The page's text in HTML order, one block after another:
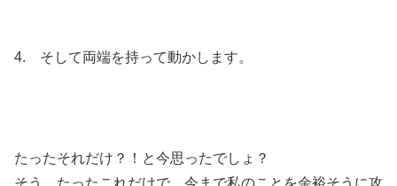
4. そして両端を持って動かします。
たったそれだけ？！と今思ったでしょ？
そう、たったこれだけで、今まで私のことを余裕そうに攻